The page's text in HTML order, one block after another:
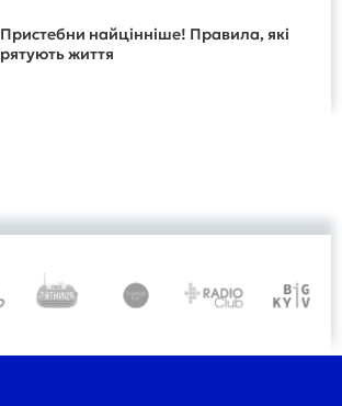
Пристебни найцінніше! Правила, які
рятують життя